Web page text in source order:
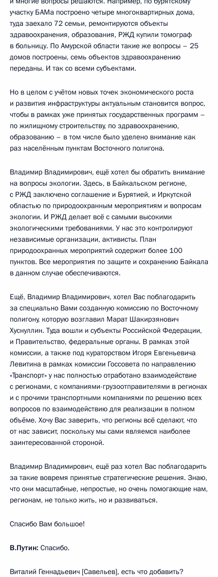
участку БАМа построено четыре многоквартирных дома,
туда заехало 72 семьи, ремонтируются объекты
здравоохранения, образования, РЖД купили томограф
в больницу. По Амурской области такие же вопросы – 25
домов построены, семь объектов здравоохранению
переданы. И так со всеми субъектами.
Но в целом с учётом новых точек экономического роста
и развития инфраструктуры актуальным становится вопрос,
чтобы в рамках уже принятых государственных программ –
по жилищному строительству, по здравоохранению,
образованию – в том числе было уделено внимание как
раз населённым пунктам Восточного полигона.
Владимир Владимирович, ещё хотел бы обратить внимание
на вопросы экологии. Здесь, в Байкальском регионе,
с РЖД заключено соглашение и Бурятией, и Иркутской
областью по природоохранным мероприятиям и вопросам
экологии. И РЖД делает всё с самыми высокими
экологическими требованиями. У нас это контролируют
независимые организации, активисты. План
природоохранных мероприятий содержит более 100
пунктов. Все мероприятия по защите и сохранению Байкала
в данном случае обеспечиваются.
Ещё, Владимир Владимирович, хотел Вас поблагодарить
за специально Вами созданную комиссию по Восточному
полигону, которую возглавил Марат Шакирзянович
Хуснуллин. Туда вошли и субъекты Российской Федерации,
и Правительство, федеральные органы. В рамках этой
комиссии, а также под кураторством Игоря Евгеньевича
Левитина в рамках комиссии Госсовета по направлению
«Транспорт» у нас полностью отработано взаимодействие
с регионами, с компаниями-грузоотправителями в регионах
и с прочими транспортными компаниями по решению всех
вопросов по взаимодействию для реализации в полном
объёме. Хочу Вас заверить, что регионы всё сделают, что
от нас зависит, поскольку мы сами являемся наиболее
заинтересованной стороной.
Владимир Владимирович, ещё раз хотел Вас поблагодарить
за такие вовремя принятые стратегические решения. Знаю,
что они масштабные, непростые, но очень помогающие нам,
регионам, не только жить, но и развиваться.
Спасибо Вам большое!
В.Путин: Спасибо.
Виталий Геннадьевич [Савельев], есть что добавить?